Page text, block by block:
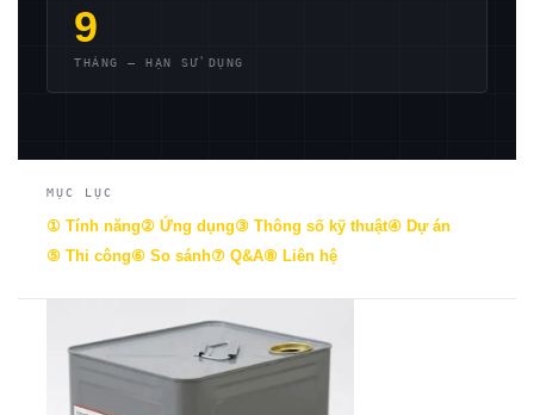
9
THÁNG — HẠN SỬ DỤNG
MỤC LỤC
① Tính năng② Ứng dụng③ Thông số kỹ thuật④ Dự án
⑤ Thi công⑥ So sánh⑦ Q&A⑧ Liên hệ